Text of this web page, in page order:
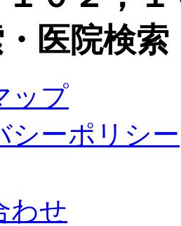
医院検索
ップ
シーポリシー
わせ